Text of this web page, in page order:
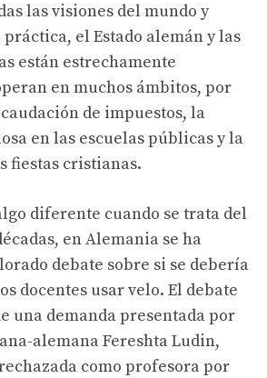
las visiones del mundo y
el Estado alemán y las
están estrechamente
en muchos ámbitos, por
de impuestos, la
en las escuelas públicas y la
fiestas cristianas.
diferente cuando se trata del
en Alemania se ha
debate sobre si se debería
docentes usar velo. El debate
una demanda presentada por
alemana Fereshta Ludin,
como profesora por